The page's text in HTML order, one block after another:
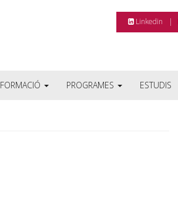
Linkedin
FORMACIÓ PROGRAMES ESTUDIS